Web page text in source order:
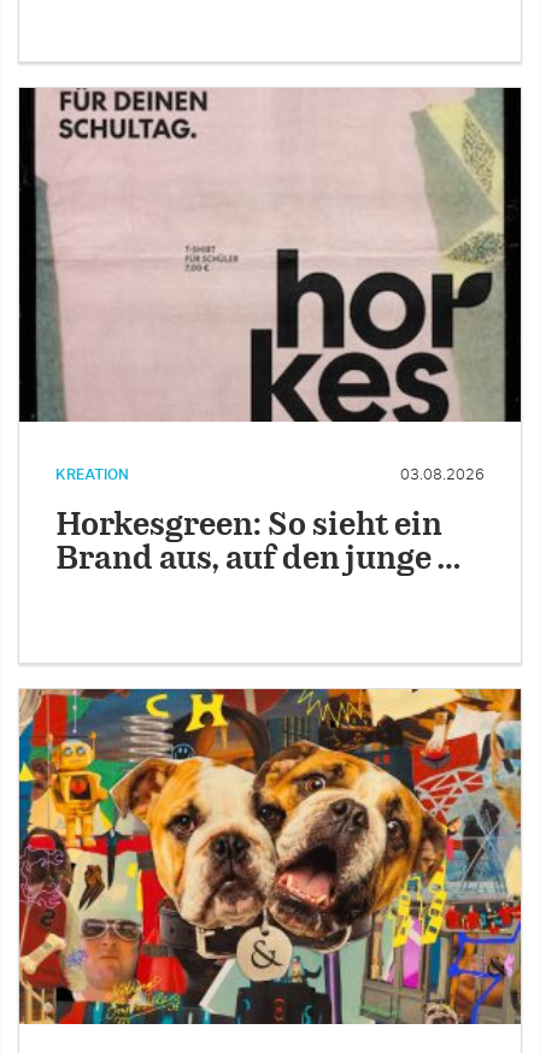
KREATION 03.08.2026
Horkesgreen: So sieht ein
Brand aus, auf den junge …